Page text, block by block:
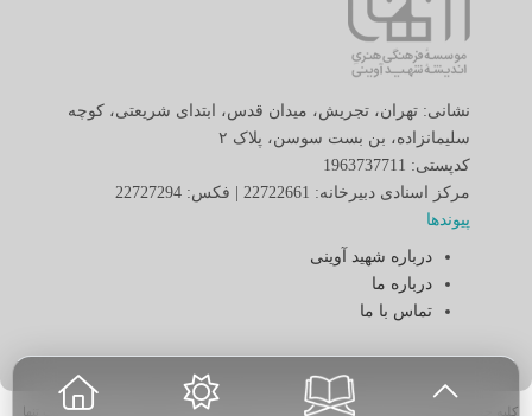
نشانی: تهران، تجریش، میدان قدس، ابتدای شریعتی، کوچه
سلیمانزاده، بن بست سوسن، پلاک ٢
کدپستی: 1963737711
مرکز اسنادی دبیرخانه: 22722661 | فکس: 22727294
پیوندها
درباره شهید آوینی
درباره ما
تماس با ما
کلیه حقوق برای «موسسه فرهنگی هنری اندیشه شهید آوینی» محفوظ بوده و نقل مطالب تنها